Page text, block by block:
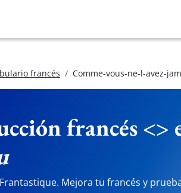
francés Comme-vous-ne-l-avez-
francés <>
Mejora tu francés y